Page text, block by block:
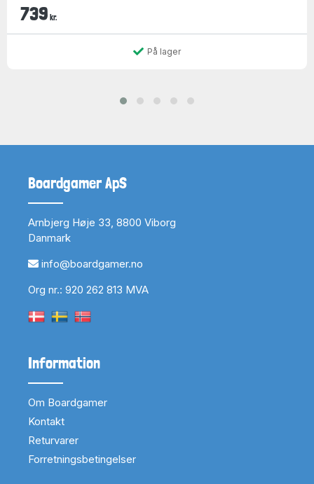
739 kr.
På lager
Boardgamer ApS
Arnbjerg Høje 33, 8800 Viborg
Danmark
info@boardgamer.no
Org nr.: 920 262 813 MVA
Information
Om Boardgamer
Kontakt
Returvarer
Forretningsbetingelser